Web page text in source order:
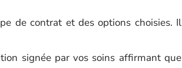
de contrat et des options choisies. Il
signée par vos soins affirmant que